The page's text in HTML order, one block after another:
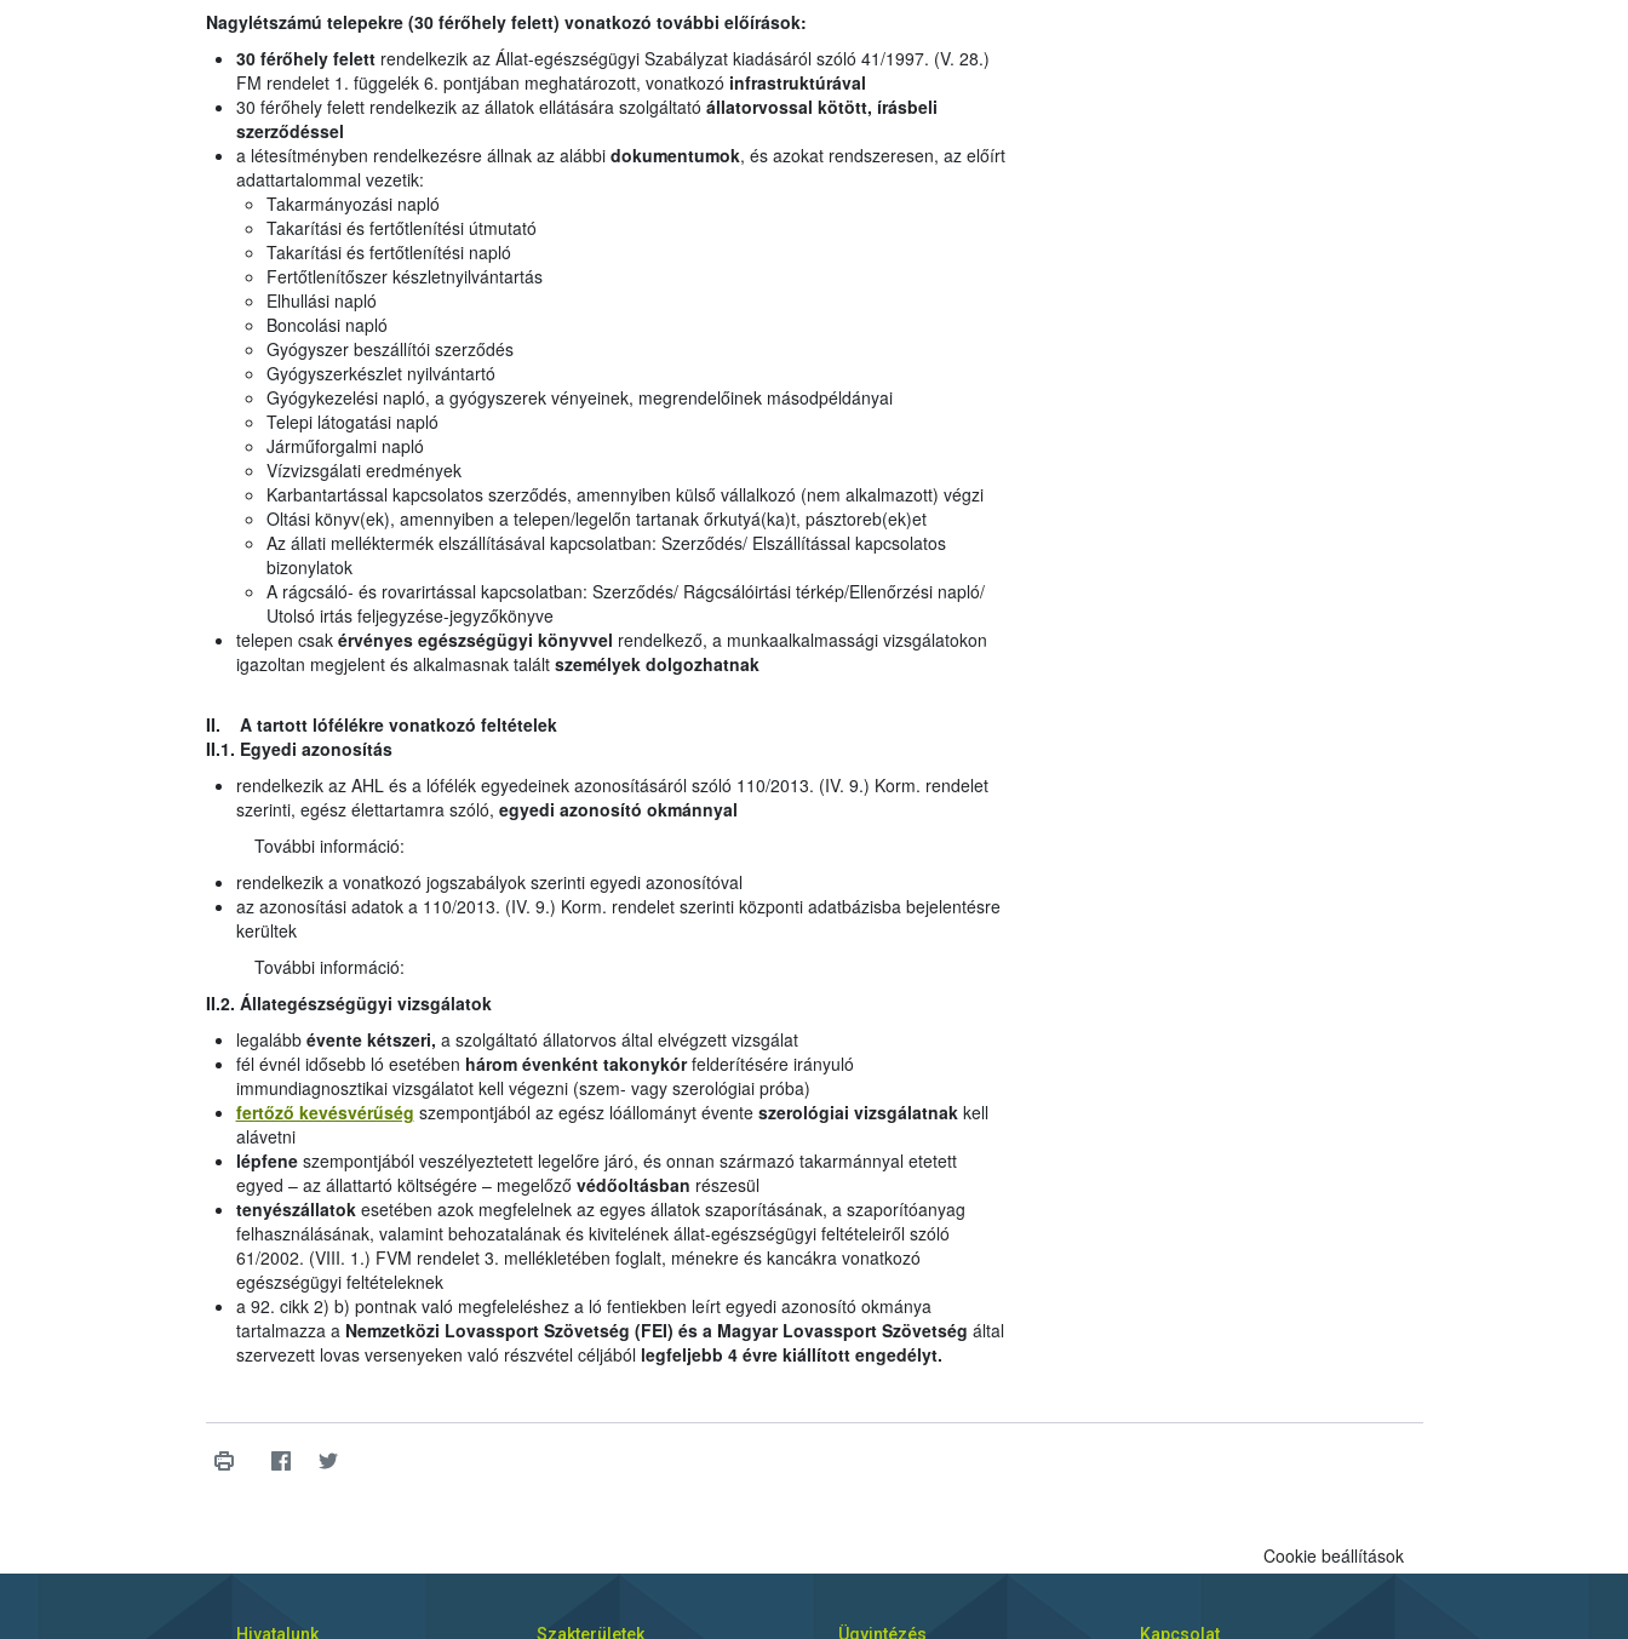
Nagylétszámú telepekre (30 férőhely felett) vonatkozó további előírások:
30 férőhely felettrendelkezik az Állat-egészségügyi Szabályzat kiadásáról szóló 41/1997. (V. 28.)
FM rendelet 1. függelék 6. pontjában meghatározott, vonatkozó infrastruktúrával
30 férőhely felett rendelkezik az állatok ellátására szolgáltató állatorvossal kötött, írásbeli
szerződéssel
a létesítményben rendelkezésre állnak az alábbi dokumentumok, és azokat rendszeresen, az előírt
adattartalommal vezetik:
Takarmányozási napló
Takarítási és fertőtlenítési útmutató
Takarítási és fertőtlenítési napló
Fertőtlenítőszer készletnyilvántartás
Elhullási napló
Boncolási napló
Gyógyszer beszállítói szerződés
Gyógyszerkészlet nyilvántartó
Gyógykezelési napló, a gyógyszerek vényeinek, megrendelőinek másodpéldányai
Telepi látogatási napló
Járműforgalmi napló
Vízvizsgálati eredmények
Karbantartással kapcsolatos szerződés, amennyiben külső vállalkozó (nem alkalmazott) végzi
Oltási könyv(ek), amennyiben a telepen/legelőn tartanak őrkutyá(ka)t, pásztoreb(ek)et
Az állati melléktermék elszállításával kapcsolatban: Szerződés/ Elszállítással kapcsolatos
bizonylatok
A rágcsáló- és rovarirtással kapcsolatban: Szerződés/ Rágcsálóirtási térkép/Ellenőrzési napló/
Utolsó irtás feljegyzése-jegyzőkönyve
telepen csak érvényes egészségügyi könyvvel rendelkező, a munkaalkalmassági vizsgálatokon
igazoltan megjelent és alkalmasnak talált személyek dolgozhatnak
II. A tartott lófélékre vonatkozó feltételek
II.1. Egyedi azonosítás
rendelkezik az AHL és a lófélék egyedeinek azonosításáról szóló 110/2013. (IV. 9.) Korm. rendelet
szerinti, egész élettartamra szóló, egyedi azonosító okmánnyal
További információ:
rendelkezik a vonatkozó jogszabályok szerinti egyedi azonosítóval
az azonosítási adatok a 110/2013. (IV. 9.) Korm. rendelet szerinti központi adatbázisba bejelentésre
kerültek
További információ:
II.2. Állategészségügyi vizsgálatok
legalábbévente kétszeri, a szolgáltató állatorvos által elvégzett vizsgálat
fél évnél idősebb ló esetében három évenként takonykórfelderítésére irányuló
immundiagnosztikai vizsgálatot kell végezni (szem- vagy szerológiai próba)
fertőző kevésvérűség szempontjából az egész lóállományt évente szerológiai vizsgálatnakkell
alávetni
lépfene szempontjából veszélyeztetett legelőre járó, és onnan származó takarmánnyal etetett
egyed – az állattartó költségére – megelőző védőoltásban részesül
tenyészállatok esetében azok megfelelnek az egyes állatok szaporításának, a szaporítóanyag
felhasználásának, valamint behozatalának és kivitelének állat-egészségügyi feltételeiről szóló
61/2002. (VIII. 1.) FVM rendelet 3. mellékletében foglalt, ménekre és kancákra vonatkozó
egészségügyi feltételeknek
a 92. cikk 2) b) pontnak való megfeleléshez a ló fentiekben leírt egyedi azonosító okmánya
tartalmazza a Nemzetközi Lovassport Szövetség (FEI) és a Magyar Lovassport Szövetség által
szervezett lovas versenyeken való részvétel céljából legfeljebb 4 évre kiállított engedélyt.
Cookie beállítások
Hivatalunk Szakterületek Ügyintézés Kapcsolat